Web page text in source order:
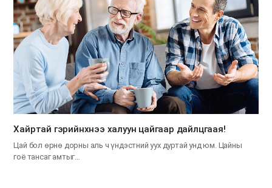
Хайртай гэрийнхнээ халуун цайгаар дайлцгаая!
Цай бол өрнө дорны аль ч үндэстний уух дуртай унд юм. Цайны
гоё тансаг амтыг…